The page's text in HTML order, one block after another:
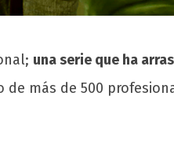
una serie que ha
más de 500